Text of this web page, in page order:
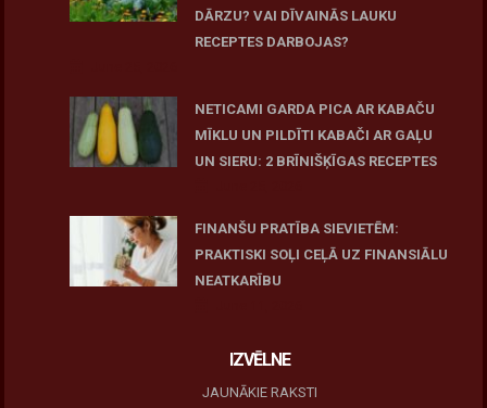
DĀRZU? VAI DĪVAINĀS LAUKU
RECEPTES DARBOJAS?
NETICAMI GARDA PICA AR KABAČU
MĪKLU UN PILDĪTI KABAČI AR GAĻU
UN SIERU: 2 BRĪNIŠĶĪGAS RECEPTES
FINANŠU PRATĪBA SIEVIETĒM:
PRAKTISKI SOĻI CEĻĀ UZ FINANSIĀLU
NEATKARĪBU
IZVĒLNE
JAUNĀKIE RAKSTI